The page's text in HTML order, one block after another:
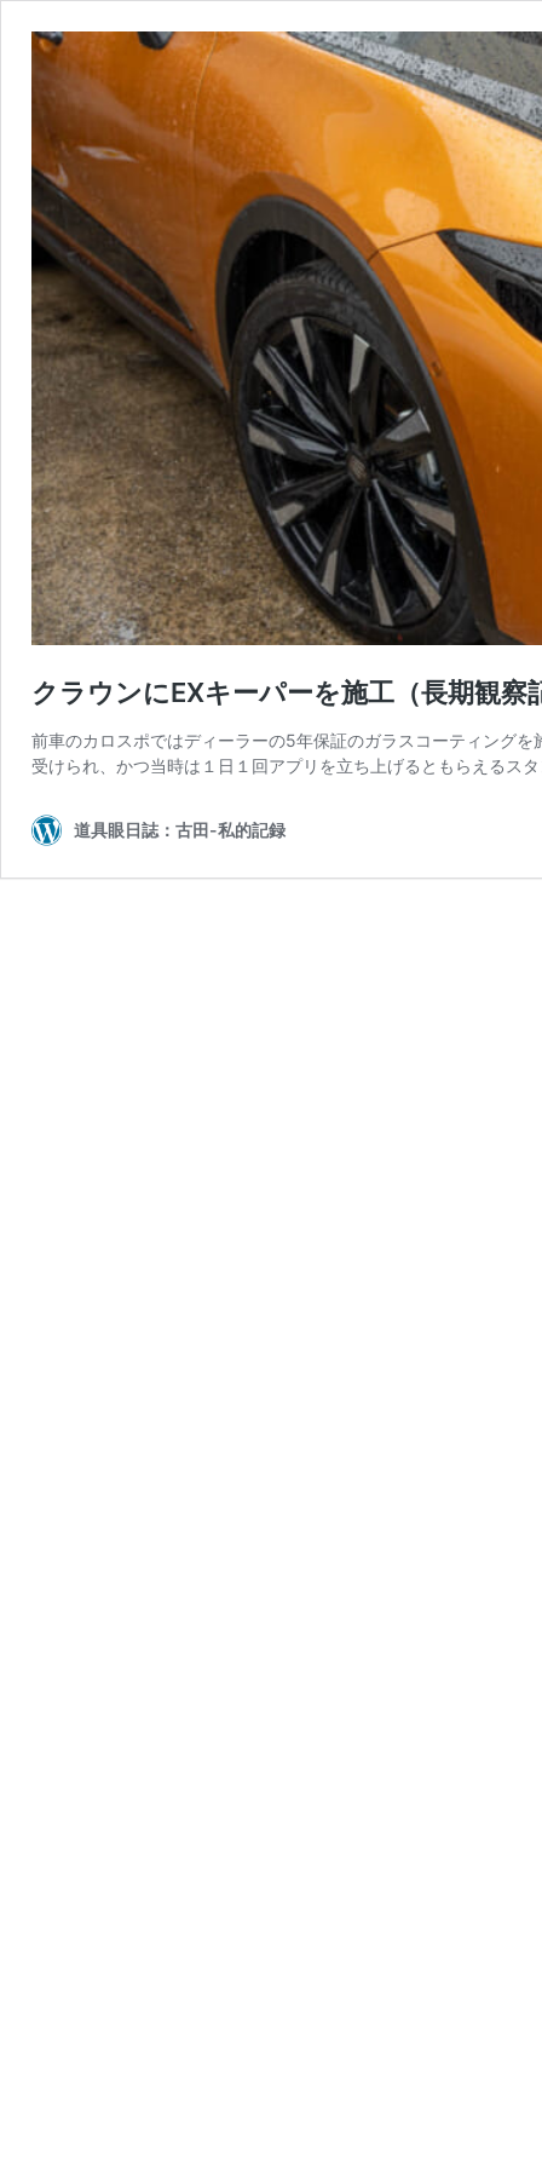
クラウンにEXキーパーを施工（長期観察
前車のカロスポではディーラーの5年保証のガラスコーティング
受けられ、かつ当時は１日１回アプリを立ち上げるともらえるス
道具眼日誌：古田-私的記録